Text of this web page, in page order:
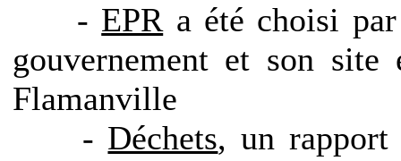
- EPR a été choisi
gouvernement et son site
Flamanville
- Déchets, un rapport